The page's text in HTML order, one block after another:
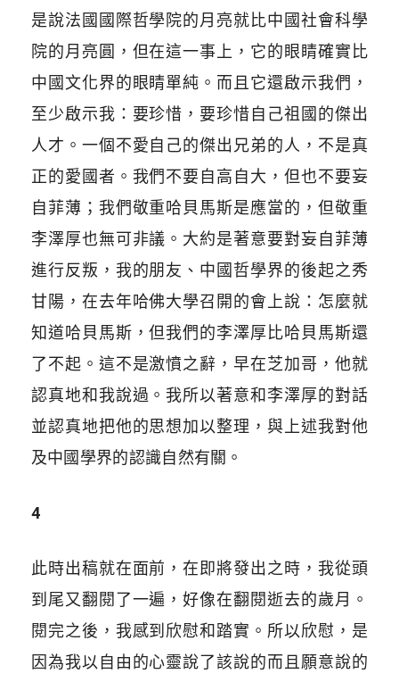
是說法國國際哲學院的月亮就比中國社會科學
院的月亮圓，但在這一事上，它的眼睛確實比
中國文化界的眼睛單純。而且它還啟示我們，
至少啟示我：要珍惜，要珍惜自己祖國的傑出
人才。一個不愛自己的傑出兄弟的人，不是真
正的愛國者。我們不要自高自大，但也不要妄
自菲薄；我們敬重哈貝馬斯是應當的，但敬重
李澤厚也無可非議。大約是著意要對妄自菲薄
進行反叛，我的朋友、中國哲學界的後起之秀
甘陽，在去年哈佛大學召開的會上說：怎麼就
知道哈貝馬斯，但我們的李澤厚比哈貝馬斯還
了不起。這不是激憤之辭，早在芝加哥，他就
認真地和我說過。我所以著意和李澤厚的對話
並認真地把他的思想加以整理，與上述我對他
及中國學界的認識自然有關。
4
此時出稿就在面前，在即將發出之時，我從頭
到尾又翻閱了一遍，好像在翻閱逝去的歲月。
閱完之後，我感到欣慰和踏實。所以欣慰，是
因為我以自由的心靈說了該說的而且願意說的